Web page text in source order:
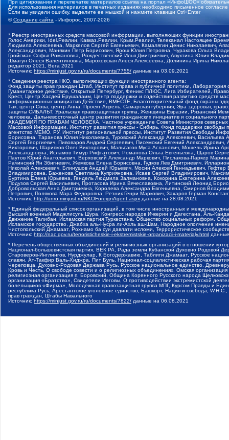
При цитировании и перепечатке материалов ссылка на портал «ИнфоШОС»
Для использования материалов в печатных изданиях необходимо письменное
Если вы увидели ошибку, выделите ее мышкой и нажмите клавиши Ctrl+Enter
©Создание сайта - Инфорос, 2007-2026
* Реестр иностранных средств массовой информации, выполняющих функции
Голос Америки, Idel.Реалии, Кавказ.Реалии, Крым.Реалии, Телеканал Настоящее
Людмила Алексеевна, Маркелов Сергей Евгеньевич, Камалягин Денис Николаевич,
Александрович, Маняхин Петр Борисович, Ярош Юлия Петровна, Чуракова Ольга
Гройсман Софья Романовна, Рождественский Илья Дмитриевич, Апухтина Юлия
Шмагун Олеся Валентиновна, Мароховская Алеся Алексеевна, Долинина Ирина
редактор 2021, Вега 2021
Источник: https://minjust.gov.ru/ru/documents/7755/ данные на 03.09.2021
* Сведения реестра НКО, выполняющих функции иностранного агента:
Фонд защиты прав граждан Штаб, Институт права и публичной политики,
Гуманитарное действие, Открытый Петербург, Феникс ПЛЮС, Лига Избирателей,
Крест, Центр Хасдей Ерушалаим, Центр поддержки и содействия развитию средств
информационных инициатив Действие, ВМЕСТЕ, Благотворительный фонд охраны
Так, центр Сова, центр Анна, Проект Апрель, Самарская губерния, Эра здоровья,
защиты СИБАЛЬТ, Уральская правозащитная группа, Женщины Евразии, Рязанский
человека, Дальневосточный центр развития гражданских инициатив и социального
АКАДЕМИЯ ПО ПРАВАМ ЧЕЛОВЕКА, Частное учреждение Совета Министров северных
Массовой Информации, Институт развития прессы - Сибирь, Фонд поддержки
агентство МЕМО. РУ, Институт региональной прессы, Институт Развития Свободы
Борисовна, Таранова Юлия Николаевна, Туровский Александр Алексеевич,
Сергей Георгиевич, Пивоваров Андрей Сергеевич, Писемский Евгений
Викторович, Шарипков Олег Викторович, Мальсагов Муса Асланович, Мошель Ирина
Александровна, Исламов Тимур Рифгатович, Романова Ольга Евгеньевна, Щаров
Паутов Юрий Анатольевич, Верховский Александр Маркович, Пислакова-Паркер
Рачинский Ян Збигневич, Жемкова Елена Борисовна, Гудков Лев Дмитриевич,
Николай Алексеевич, Блинушов Андрей Юрьевич, Мосин Алексей Геннадьевич,
Владимировна, Баженова Светлана Куприяновна, Исаев Сергей Владимирович,
Буртина Елена Юрьевна, Гендель Людмила Залмановна, Кокорина Екатерина
Подузов Сергей Васильевич, Протасова Ирина Вячеславовна, Литинский Леонид
Добровольская Анна Дмитриевна, Королева Александра Евгеньевна, Смирнов
Петрович, Полякова Мара Федоровна, Резник Генри Маркович, Захаров Герман
Источник: http://unro.minjust.ru/NKOForeignAgent.aspx данные на 28.08.2021
* Единый федеральный список организаций, в том числе иностранных и
Высший военный Маджлисуль Шура, Конгресс народов Ичкерии и Дагестана, Аль-
Движение Талибан, Исламская партия Туркестана, Общество социальных реформ,
Исламское государство, Джабха аль-Нусра ли-Ахль аш-Шам, Народное ополчение
Чистопольский Джамаат, Рохнамо ба суи давлати исломи, Террористическое
Источник: http://nac.gov.ru/terroristicheskie-i-ekstremistskie-organizacii-i-materialy.html
* Перечень общественных объединений и религиозных организаций в отношении
Национал-большевистская партия, ВЕК РА, Рада земли Кубанской Духовно Родовой
Староверов-Инглингов, Нурджулар, К Богодержавию, Таблиги Джамаат, Русское
славян, Ат-Такфир Валь-Хиджра, Пит Буль, Национал-социалистическая рабочая
Череповца, Духовно-Родовая Держава Русь, Русское национальное единство,
Кровь и Честь, О свободе совести и о религиозных объединениях, Омская
религиозная организация п. Боровский, Община Коренного Русского народа
организация «Братство», Свидетели Иеговы, О противодействии экстремистской
болельщиков «Фирма», Молодежная правозащитная группа МПГ, Курсом Правды и
республика Русь, Арестантское уголовное единство, Башкорт, Нация и свобода,
прав граждан, Штабы Навального
Источник: https://minjust.gov.ru/ru/documents/7822/ данные на 06.08.2021